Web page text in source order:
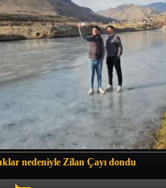
nedeniyle Zilan Çayı dondu